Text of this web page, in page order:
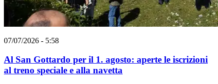
07/07/2026 - 5:58
Al San Gottardo per il 1. agosto: aperte le iscrizioni
al treno speciale e alla navetta